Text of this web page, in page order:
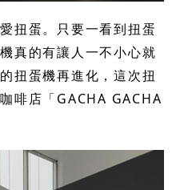
扭蛋。只要一看到扭蛋
真的有讓人一不小心就
扭蛋機再進化，這次扭
啡店「GACHA GACHA